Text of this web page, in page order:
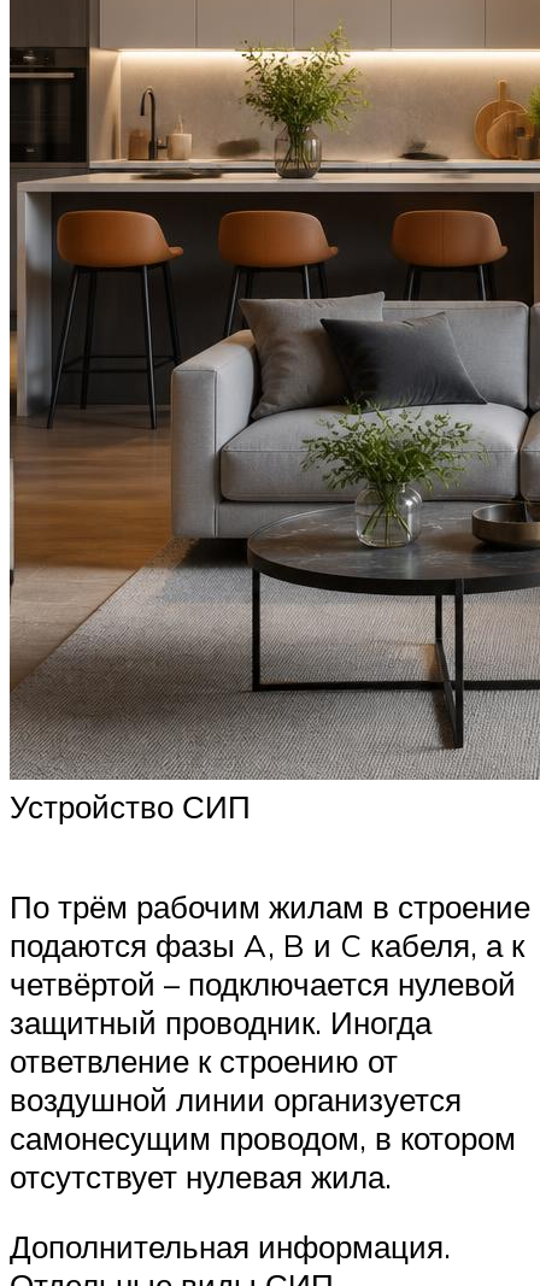
Устройство СИП
По трём рабочим жилам в строение
подаются фазы A, B и C кабеля, а к
четвёртой – подключается нулевой
защитный проводник. Иногда
ответвление к строению от
воздушной линии организуется
самонесущим проводом, в котором
отсутствует нулевая жила.
Дополнительная информация.